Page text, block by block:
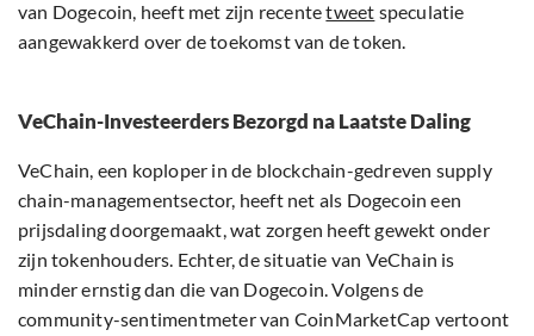
van Dogecoin, heeft met zijn recentetweet speculatie
aangewakkerd over de toekomst van de token.
VeChain-Investeerders Bezorgd na Laatste Daling
VeChain, een koploper in de blockchain-gedreven supply
chain-managementsector, heeft net als Dogecoin een
prijsdaling doorgemaakt, wat zorgen heeft gewekt onder
zijn tokenhouders. Echter, de situatie van VeChain is
minder ernstig dan die van Dogecoin. Volgens de
community-sentimentmeter van CoinMarketCap vertoont